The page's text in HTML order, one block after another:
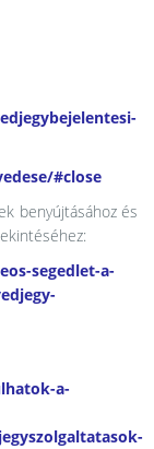
#close
benyújtásához és
segedlet-a-
a-